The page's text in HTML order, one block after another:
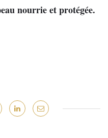
nourrie et protégée.